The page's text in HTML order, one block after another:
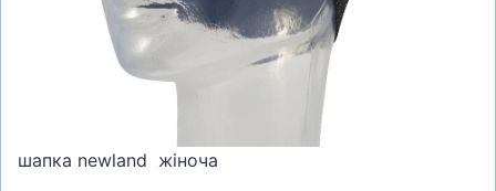
САМОКАТИ
ТЕНІС, БАДМІНТОН
ВОДНІ ВИДИ СПОРТУ
шапка newland жіноча